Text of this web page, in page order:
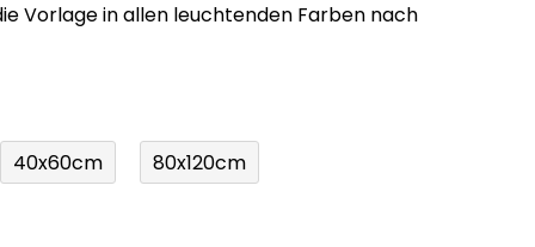
Vorlage in allen leuchtenden Farben nach
40x60cm 80x120cm